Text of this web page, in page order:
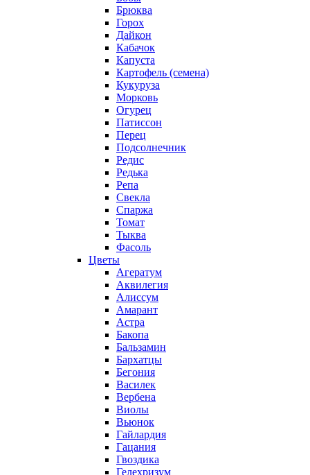
Брюква
Горох
Дайкон
Кабачок
Капуста
Картофель (семена)
Кукуруза
Морковь
Огурец
Патиссон
Перец
Подсолнечник
Редис
Редька
Репа
Свекла
Спаржа
Томат
Тыква
Фасоль
Цветы
Агератум
Аквилегия
Алиссум
Амарант
Астра
Бакопа
Бальзамин
Бархатцы
Бегония
Василек
Вербена
Виолы
Вьюнок
Гайлардия
Гацания
Гвоздика
Гелехризум